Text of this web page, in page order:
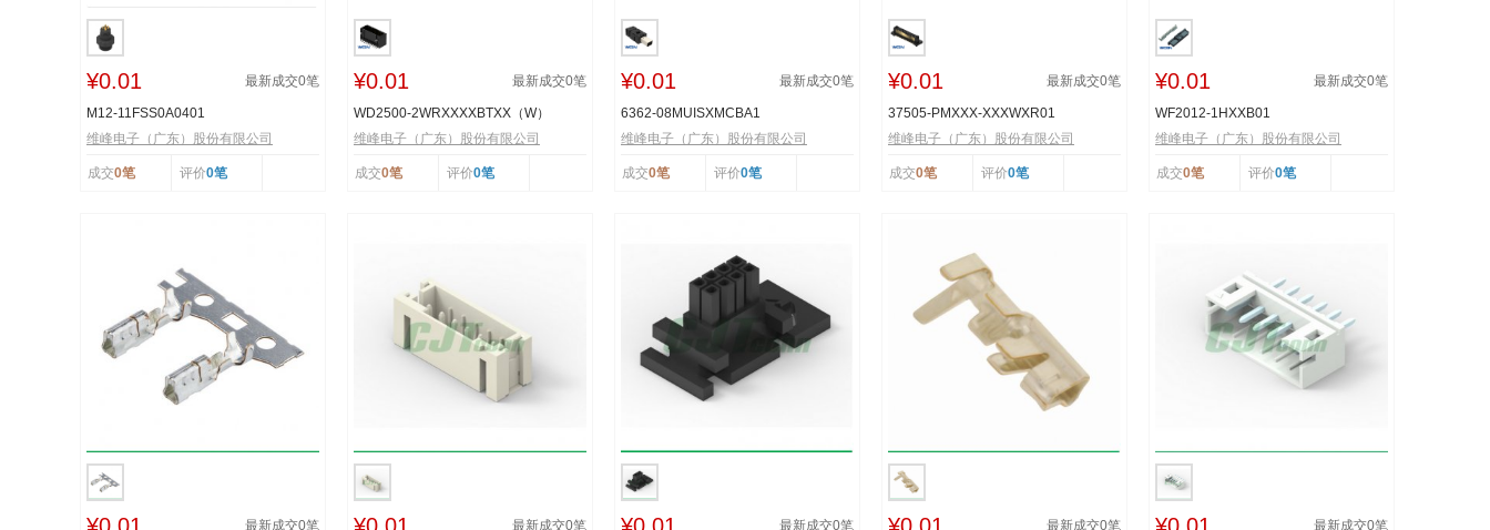
¥0.01 最新成交0笔
M12-11FSS0A0401
维峰电子（广东）股份有限公司
成交0笔 评价0笔
¥0.01 最新成交0笔
WD2500-2WRXXXXBTXX（W）
维峰电子（广东）股份有限公司
成交0笔 评价0笔
¥0.01 最新成交0笔
6362-08MUISXMCBA1
维峰电子（广东）股份有限公司
成交0笔 评价0笔
¥0.01 最新成交0笔
37505-PMXXX-XXXWXR01
维峰电子（广东）股份有限公司
成交0笔 评价0笔
¥0.01 最新成交0笔
WF2012-1HXXB01
维峰电子（广东）股份有限公司
成交0笔 评价0笔
最新成交0笔 最新成交0笔 最新成交0笔 最新成交0笔 最新成交0笔